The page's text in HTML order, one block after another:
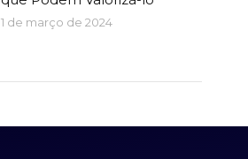
1 de março de 2024